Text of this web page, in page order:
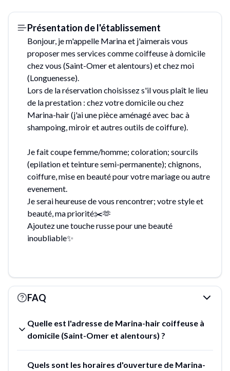
Présentation de l'établissement
Bonjour, je m'appelle Marina et j'aimerais vous
proposer mes services comme coiffeuse à domicile
chez vous (Saint-Omer et alentours) et chez moi
(Longuenesse).
Lors de la réservation choisissez s'il vous plaît le lieu
de la prestation : chez votre domicile ou chez
Marina-hair (j'ai une pièce aménagé avec bac à
shampoing, miroir et autres outils de coiffure).
Je fait coupe femme/homme; coloration; sourcils
(epilation et teinture semi-permanente); chignons,
coiffure, mise en beauté pour votre mariage ou autre
evenement.
Je serai heureuse de vous rencontrer; votre style et
beauté, ma priorité✂️🫶
Ajoutez une touche russe pour une beauté
inoubliable✨️
FAQ
Quelle est l'adresse de Marina-hair coiffeuse à
domicile (Saint-Omer et alentours) ?
Quels sont les horaires d'ouverture de Marina-